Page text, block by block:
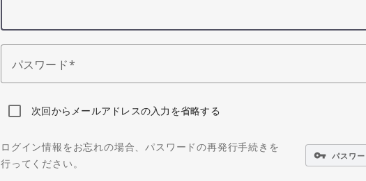
パスワード
次回からメールアドレスの入力を省略する
ログイン情報をお忘れの場合、パスワードの再発行手続きを
行ってください。
vpn_key パスワ